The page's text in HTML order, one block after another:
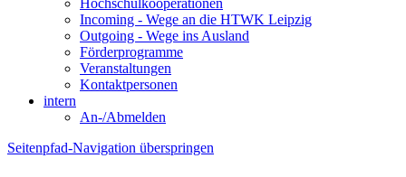
Hochschulkooperationen
Incoming - Wege an die HTWK Leipzig
Outgoing - Wege ins Ausland
Förderprogramme
Veranstaltungen
Kontaktpersonen
intern
An-/Abmelden
Seitenpfad-Navigation überspringen